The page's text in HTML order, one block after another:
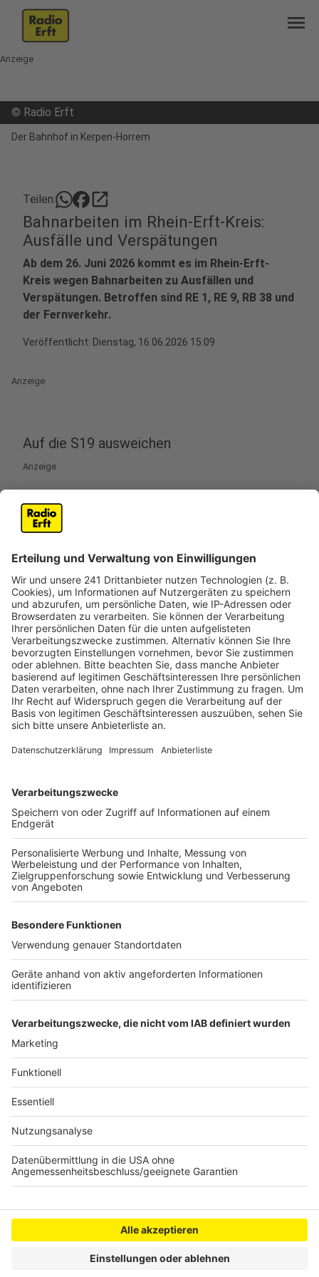
menu
Anzeige
© Radio Erft
Der Bahnhof in Kerpen-Horrem
Teilen: open_in_new
Bahnarbeiten im Rhein-Erft-Kreis:
Ausfälle und Verspätungen
Ab dem 26. Juni 2026 kommt es im Rhein-Erft-
Kreis wegen Bahnarbeiten zu Ausfällen und
Verspätungen. Betroffen sind RE 1, RE 9, RB 38 und
der Fernverkehr.
Veröffentlicht: Dienstag, 16.06.2026 15:09
Anzeige
Auf die S19 ausweichen
Anzeige
Ende Juni müssen sich etliche Bahnpendler im Rhein-
Erft-Kreis auf Ausfälle und Verspätungen einstellen.
Vom 26. Juni an erneuert die Bahn an mehreren Stellen
für mehr als 23 Millionen Euro Weichen und Gleise.
Davon betroffen sind die Regionalexpresslinie 1 und 9
zwischen Düren und Köln und die Regionalbahn 38
zwischen Horrem und Köln Messe/Deutz. Dort kommt
es dann zu Teilausfällen. Die Bahn rät den Pendlern,
auf die Züge der S19 zwischen Düren und Köln
auszuweichen. Einige der Fahrten, die eigentlich in
Kerpen Sindorf enden, werden dann bis Düren
verlängert. Ab 21 Uhr wird außerdem noch ein
Schnellbus eingesetzt, weil die S19 dann nur noch
werden in der Zeit großräumig umgeleitet – der
gesamten Erneuerungsarbeiten an den Gleisen sollen
bis zum 24. Juli abgeschlossen sein.
Anzeige
Weitere Meldungen von Rhein und Erft
Großbrand zerstört Obdachlosenunterkunft
Pfefferspray-Attacke auf 90er-Party
Handwerker fürchten Verkehrsinfarkt
Anzeige
Anzeige